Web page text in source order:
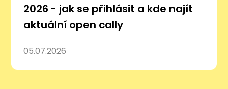
2026 - jak se přihlásit a kde najít
aktuální open cally
05.07.2026